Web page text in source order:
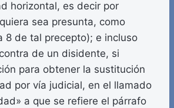
horizontal, es decir por
sea presunta, como
8 de tal precepto); e incluso
de un disidente, si
para obtener la sustitución
por vía judicial, en el llamado
a que se refiere el párrafo